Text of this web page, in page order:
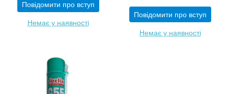
Повідомити про вступ
Немає у наявності
Повідомити про вступ
Немає у наявності